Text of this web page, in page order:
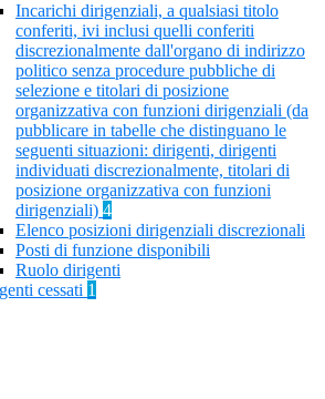
Incarichi dirigenziali, a qualsiasi titolo
conferiti, ivi inclusi quelli conferiti
discrezionalmente dall'organo di indirizzo
politico senza procedure pubbliche di
selezione e titolari di posizione
organizzativa con funzioni dirigenziali (da
pubblicare in tabelle che distinguano le
seguenti situazioni: dirigenti, dirigenti
individuati discrezionalmente, titolari di
posizione organizzativa con funzioni
dirigenziali) 4
Elenco posizioni dirigenziali discrezionali
Posti di funzione disponibili
Ruolo dirigenti
cessati 1